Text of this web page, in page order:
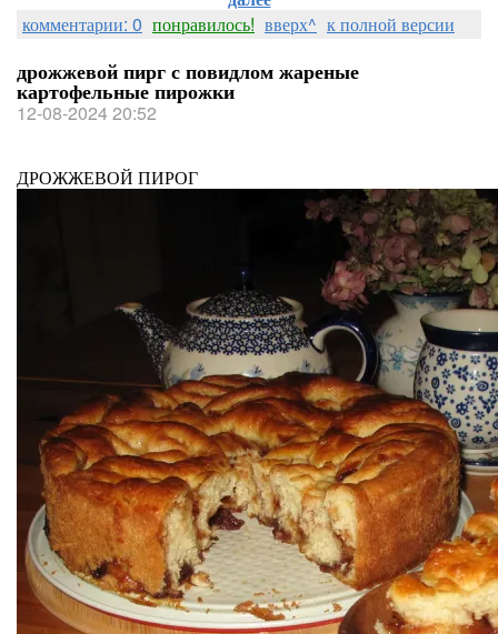
комментарии: 0 понравилось! вверх^ к полной версии
дрожжевой пирг с повидлом жареные
картофельные пирожки
12-08-2024 20:52
ДРОЖЖЕВОЙ ПИРОГ